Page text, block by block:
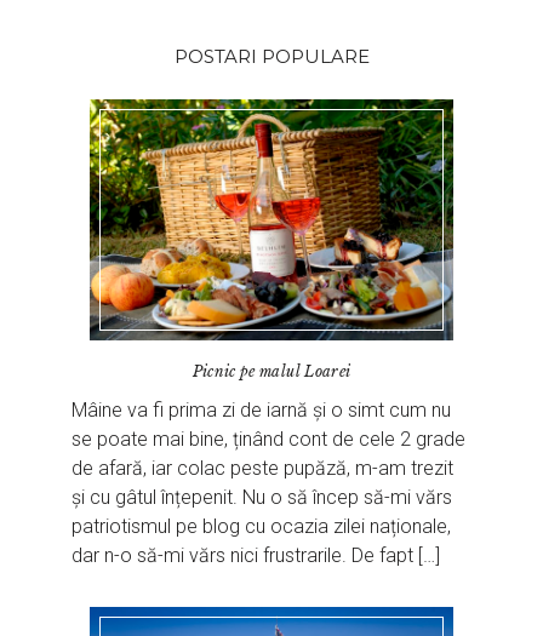
POSTARI POPULARE
Picnic pe malul Loarei
Mâine va fi prima zi de iarnă și o simt cum nu
se poate mai bine, ținând cont de cele 2 grade
de afară, iar colac peste pupăză, m-am trezit
și cu gâtul înțepenit. Nu o să încep să-mi vărs
patriotismul pe blog cu ocazia zilei naționale,
dar n-o să-mi vărs nici frustrarile. De fapt […]